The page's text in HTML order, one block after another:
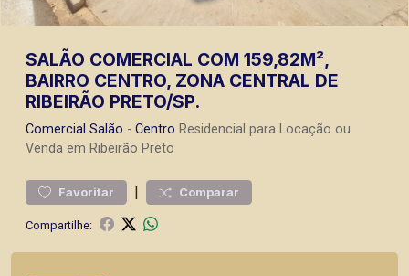
SALÃO COMERCIAL COM 159,82M²,
BAIRRO CENTRO, ZONA CENTRAL DE
RIBEIRÃO PRETO/SP.
Comercial Salão - Centro Residencial para Locação ou
Venda em Ribeirão Preto
Favoritar | Comparar
Compartilhe: